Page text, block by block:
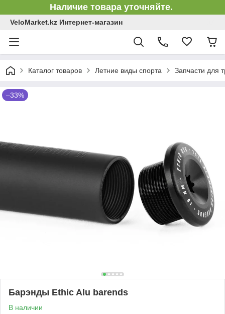
Наличие товара уточняйте.
VeloMarket.kz Интернет-магазин
Каталог товаров Летние виды спорта Запчасти для
–33%
Барэнды Ethic Alu barends
В наличии